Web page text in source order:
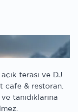
terası ve DJ
cafe & restoran.
tanıdıklarına